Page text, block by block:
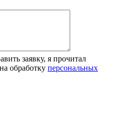
заявку, я прочитал
обработку персональных